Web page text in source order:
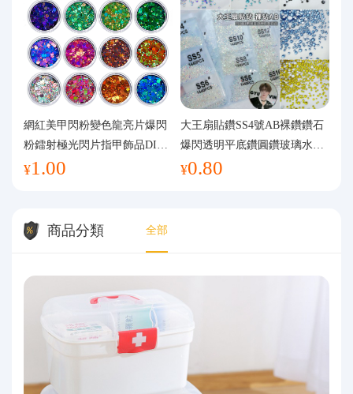
網紅美甲閃粉變色龍亮片爆閃
粉鐳射極光閃片指甲飾品DIY
手工流麻
¥1.00
大王扇貼鑽SS4號AB裸鑽鑽石
爆閃透明平底鑽圓鑽玻璃水鑽
美甲鑽飾
¥0.80
商品分類 全部